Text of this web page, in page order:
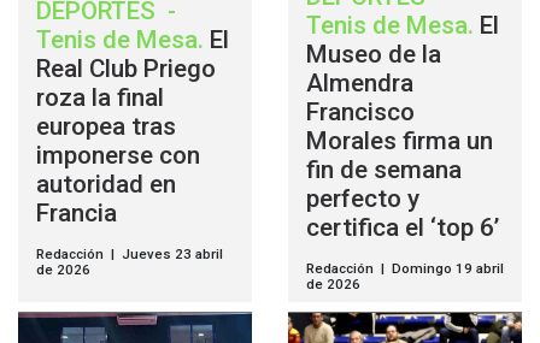
DEPORTES -
Tenis de Mesa. El
Real Club Priego
roza la final
europea tras
imponerse con
autoridad en
Francia
Redacción | Jueves 23 abril
de 2026
Tenis de Mesa. El
Museo de la
Almendra
Francisco
Morales firma un
fin de semana
perfecto y
certifica el ‘top 6’
Redacción | Domingo 19 abril
de 2026